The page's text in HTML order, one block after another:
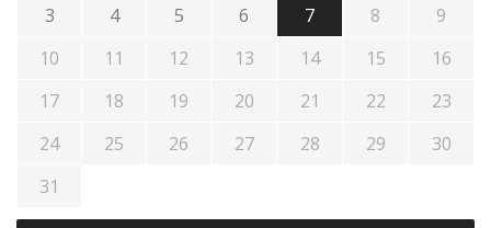
3
4 5 6 7 8
9
10
11 12 13 14 15
16
17
18 19 20 21 22
23
24
25 26 27 28 29
30
31